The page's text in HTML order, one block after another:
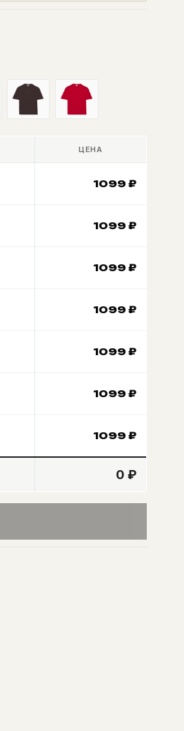
ЦЕНА
1099₽
1099₽
1099₽
1099₽
1099₽
1099₽
1099₽
0 ₽